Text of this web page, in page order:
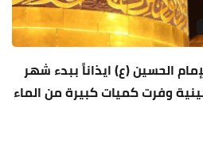
الحسين (ع) ايذاناً ببدء شهر
وفرت كميات كبيرة من الماء